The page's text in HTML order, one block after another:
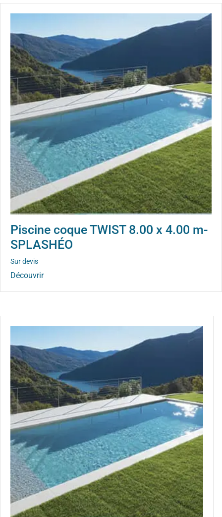
Piscine coque TWIST 8.00 x 4.00 m-
SPLASHÉO
Sur devis
Découvrir